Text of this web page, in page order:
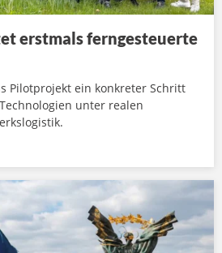
erstmals ferngesteuerte
Pilotprojekt ein konkreter Schritt
unter realen